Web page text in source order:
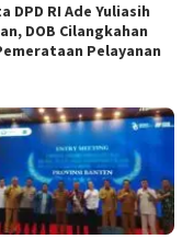
DPD RI Ade Yuliasih
DOB Cilangkahan
Pelayanan